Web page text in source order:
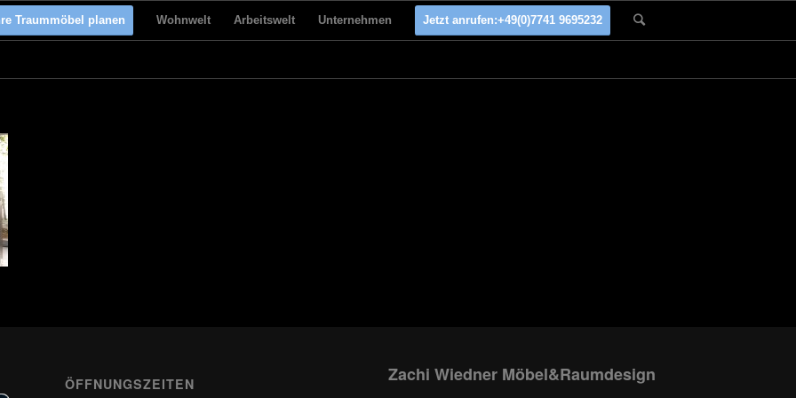
Traummöbel planen Wohnwelt Arbeitswelt Unternehmen Jetzt anrufen:+49(0)7741 9695232
ÖFFNUNGSZEITEN Zachi Wiedner Möbel&Raumdesign